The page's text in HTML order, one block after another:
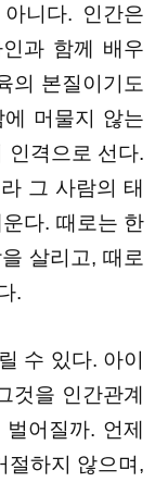
니다. 인간은
과 함께 배우
의 본질이기도
머물지 않는
인격으로 선다.
그 사람의 태
다. 때로는 한
살리고, 때로
.
수 있다. 아이
것을 인간관계
어질까. 언제
절하지 않으며,